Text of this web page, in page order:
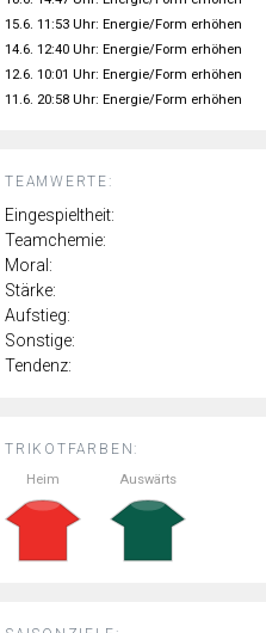
TRIKOTFARBEN:
Heim Auswärts
TEAMWERTE:
Eingespieltheit:
Teamchemie:
Moral:
Stärke:
Aufstieg:
Sonstige:
Tendenz:
15.6. 11:53 Uhr: Energie/Form erhöhen
14.6. 12:40 Uhr: Energie/Form erhöhen
12.6. 10:01 Uhr: Energie/Form erhöhen
11.6. 20:58 Uhr: Energie/Form erhöhen